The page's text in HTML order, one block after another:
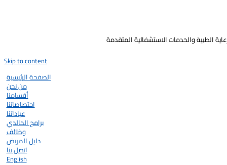
الطبية والخدمات الاستشفائية المتقدمة
Skip to content
الصفحة الرئيسية
من نحن
أقسامنا
اختصاصاتنا
عياداتنا
برامج الخالدي
وظائف
دليل المريض
اتصل بنا
English